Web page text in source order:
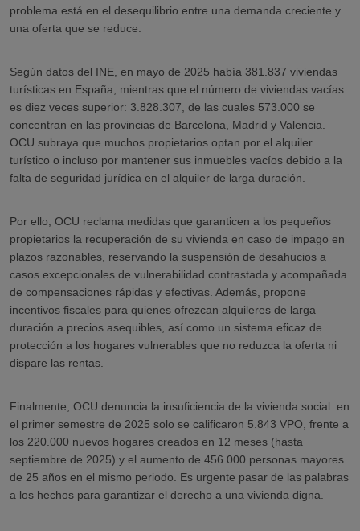
problema está en el desequilibrio entre una demanda creciente y
una oferta que se reduce.
Según datos del INE, en mayo de 2025 había 381.837 viviendas
turísticas en España, mientras que el número de viviendas vacías
es diez veces superior: 3.828.307, de las cuales 573.000 se
concentran en las provincias de Barcelona, Madrid y Valencia.
OCU subraya que muchos propietarios optan por el alquiler
turístico o incluso por mantener sus inmuebles vacíos debido a la
falta de seguridad jurídica en el alquiler de larga duración.
Por ello, OCU reclama medidas que garanticen a los pequeños
propietarios la recuperación de su vivienda en caso de impago en
plazos razonables, reservando la suspensión de desahucios a
casos excepcionales de vulnerabilidad contrastada y acompañada
de compensaciones rápidas y efectivas. Además, propone
incentivos fiscales para quienes ofrezcan alquileres de larga
duración a precios asequibles, así como un sistema eficaz de
protección a los hogares vulnerables que no reduzca la oferta ni
dispare las rentas.
Finalmente, OCU denuncia la insuficiencia de la vivienda social: en
el primer semestre de 2025 solo se calificaron 5.843 VPO, frente a
los 220.000 nuevos hogares creados en 12 meses (hasta
septiembre de 2025) y el aumento de 456.000 personas mayores
de 25 años en el mismo periodo. Es urgente pasar de las palabras
a los hechos para garantizar el derecho a una vivienda digna.